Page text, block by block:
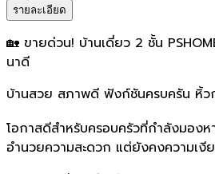
รายละเอียด
🏡 ขายด่วน! บ้านเดี่ยว 2 ชั้น
นาดี
บ้านสวย สภาพดี ฟังก์ชันครบครัน หิ้วก
โอกาสดีสำหรับครอบครัวที่กำลังมองห
อำนวยความสะดวก แต่ยังคงความเงี